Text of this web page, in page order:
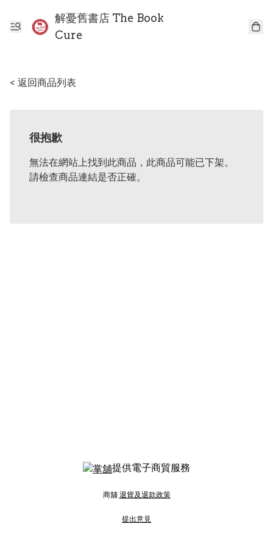
解憂舊書店 The Book
Cure
< 返回商品列表
很抱歉
無法在網站上找到此商品，此商品可能已下架。
請檢查商品連結是否正確。
提供電子商貿服務
商舖 退貨及退款政策
提出意見